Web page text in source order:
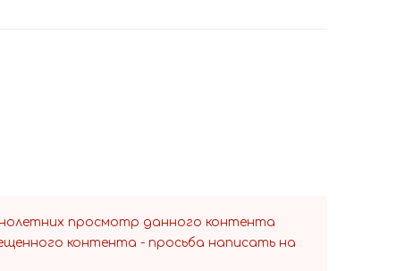
просмотр данного контента
контента - просьба написать на